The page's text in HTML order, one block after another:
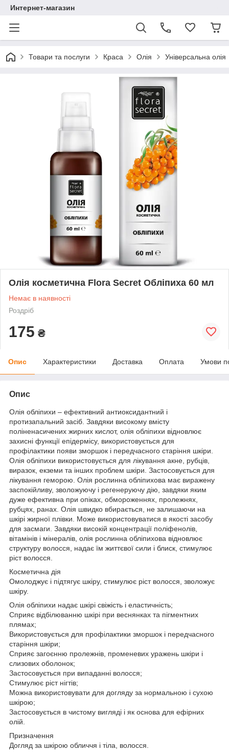
Интернет-магазин
Товари та послуги Краса Олія Універсальна олія
Олія косметична Flora Secret Обліпиха 60 мл
Немає в наявності
Роздріб
175 ₴
Опис Характеристики Доставка Оплата Умови
Опис
Олія обліпихи – ефективний антиоксидантний і
протизапальний засіб. Завдяки високому вмісту
поліненасичених жирних кислот, олія обліпихи відновлює
захисні функції епідермісу, використовується для
профілактики появи зморшок і передчасного старіння шкіри.
Олія обліпихи використовується для лікування акне, рубців,
виразок, екземи та інших проблем шкіри. Застосовується для
лікування геморою. Олія рослинна обліпихова має виражену
заспокійливу, зволожуючу і регенеруючу дію, завдяки яким
дуже ефективна при опіках, обмороженнях, пролежнях,
рубцях, ранах. Олія швидко вбирається, не залишаючи на
шкірі жирної плівки. Може використовуватися в якості засобу
для засмаги. Завдяки високій концентрації поліфенолів,
вітамінів і мінералів, олія рослинна обліпихова відновлює
структуру волосся, надає їм життєвої сили і блиск, стимулює
ріст волосся.
Косметична дія
Омолоджує і підтягує шкіру, стимулює ріст волосся, зволожує
шкіру.
Олія обліпихи надає шкірі свіжість і еластичність;
Сприяє відбілюванню шкірі при веснянках та пігментних
плямах;
Використовується для профілактики зморшок і передчасного
старіння шкіри;
Сприяє загоєнню пролежнів, променевих уражень шкіри і
слизових оболонок;
Застосовується при випаданні волосся;
Стимулює ріст нігтів;
Можна використовувати для догляду за нормальною і сухою
шкірою;
Застосовується в чистому вигляді і як основа для ефірних
олій.
Призначення
Догляд за шкірою обличчя і тіла, волосся.